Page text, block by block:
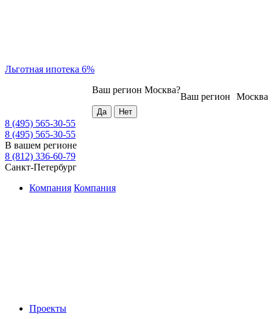
Льготная ипотека 6%
Москва
Ваш регион
Ваш регион Москва?
8 (495) 565-30-55
8 (495) 565-30-55
В вашем регионе
8 (812) 336-60-79
Санкт-Петербург
Компания Компания
Проекты